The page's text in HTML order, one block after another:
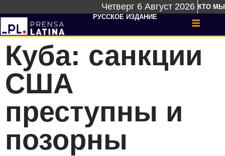
Четверг 6 Август 2026 КТО МЫ
РУССКОЕ ИЗДАНИЕ
Куба: санкции
США
преступны и
позорны